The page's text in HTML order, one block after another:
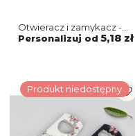
Otwieracz i zamykacz -
Akwarelowe Wianki
Motyw 5
Personalizuj od 5,18 zł
Produkt niedostępny